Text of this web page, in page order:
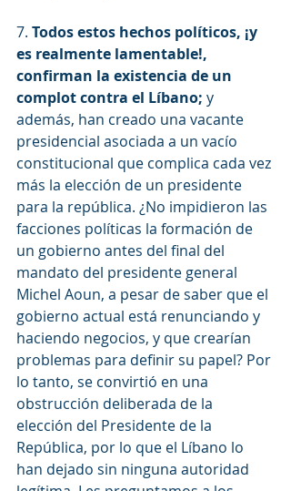
7. Todos estos hechos políticos, ¡y
es realmente lamentable!,
confirman la existencia de un
complot contra el Líbano; y
además, han creado una vacante
presidencial asociada a un vacío
constitucional que complica cada vez
más la elección de un presidente
para la república. ¿No impidieron las
facciones políticas la formación de
un gobierno antes del final del
mandato del presidente general
Michel Aoun, a pesar de saber que el
gobierno actual está renunciando y
haciendo negocios, y que crearían
problemas para definir su papel? Por
lo tanto, se convirtió en una
obstrucción deliberada de la
elección del Presidente de la
República, por lo que el Líbano lo
han dejado sin ninguna autoridad